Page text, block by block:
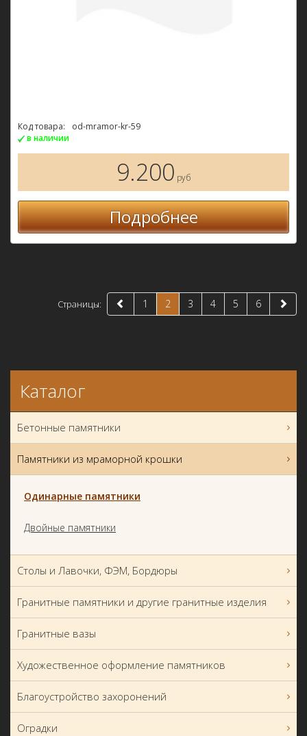
Код товара:
od-mramor-kr-59
в наличии
9.200 руб
Подробнее
1 2 3 4 5 6
Страницы:
Каталог
Бетонные памятники
Памятники из мраморной крошки
Одинарные памятники
Двойные памятники
Столы и Лавочки, ФЭМ, Бордюры
Гранитные памятники и другие гранитные изделия
Гранитные вазы
Художественное оформление памятников
Благоустройство захоронений
Оградки